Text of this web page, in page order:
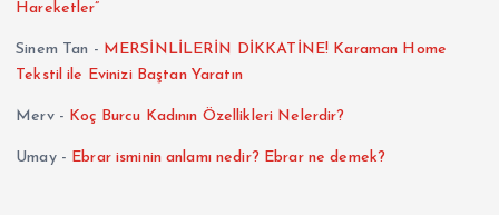
Hareketler”
Sinem Tan - MERSİNLİLERİN DİKKATİNE! Karaman Home
Tekstil ile Evinizi Baştan Yaratın
Merv- Koç Burcu Kadının Özellikleri Nelerdir?
Umay- Ebrar isminin anlamı nedir? Ebrar ne demek?